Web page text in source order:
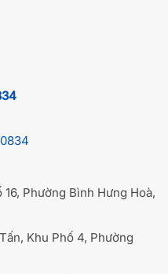
Phường Bình Hưng Hoà,
Khu Phố 4, Phường